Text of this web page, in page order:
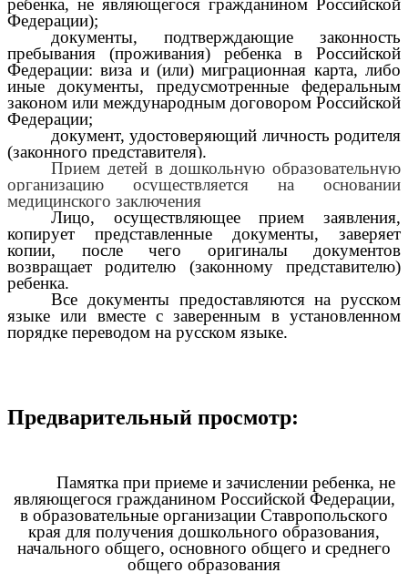
ребенка, не являющегося гражданином Российской
Федерации);
документы, подтверждающие законность
пребывания (проживания) ребенка в Российской
Федерации: виза и (или) миграционная карта, либо
иные документы, предусмотренные федеральным
законом или международным договором Российской
Федерации;
документ, удостоверяющий личность родителя
(законного представителя).
Прием детей в дошкольную образовательную
организацию осуществляется на основании
медицинского заключения
Лицо, осуществляющее прием заявления,
копирует представленные документы, заверяет
копии, после чего оригиналы документов
возвращает родителю (законному представителю)
ребенка.
Все документы предоставляются на русском
языке или вместе с заверенным в установленном
порядке переводом на русском языке.
Предварительный просмотр:
Памятка при приеме и зачислении ребенка, не
являющегося гражданином Российской Федерации,
в образовательные организации Ставропольского
края для получения дошкольного образования,
начального общего, основного общего и среднего
общего образования